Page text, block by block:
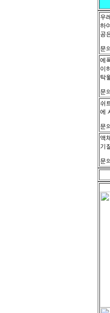
우
하
공
문
에
이
탁
문
쉬
에
문
액
기
문